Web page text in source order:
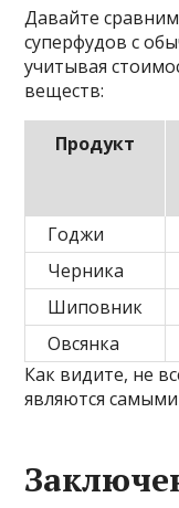
Давайте
суперфудов с
учитывая
веществ:
Продукт
Годжи
Черника
Шиповник
Овсянка
Как видите, не
являются